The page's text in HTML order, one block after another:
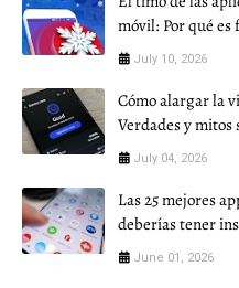
móvil: Por qué
July 10, 2026
Cómo alargar la
Verdades y mitos
July 04, 2026
Las 25 mejores
deberías tener
June 01, 2026